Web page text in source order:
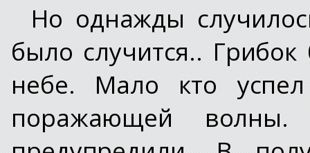
Но однажды
было случится..
небе. Мало кто
поражающей